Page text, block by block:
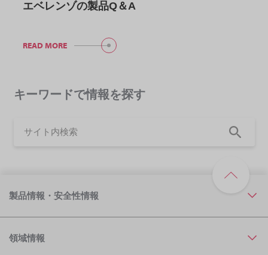
エベレンゾの製品Q＆A
READ MORE
キーワードで情報を探す
製品情報・安全性情報
領域情報